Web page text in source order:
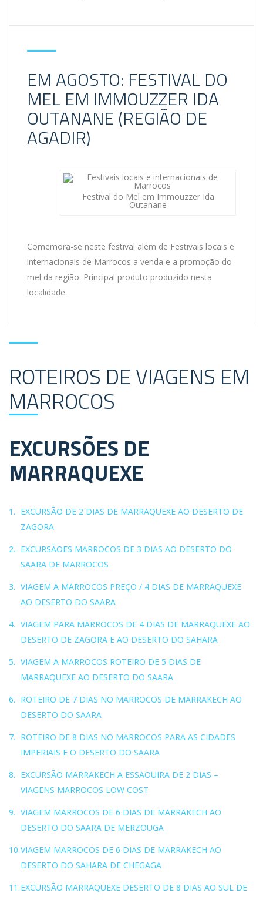
EM AGOSTO: FESTIVAL DO
MEL EM IMMOUZZER IDA
OUTANANE (REGIÃO DE
AGADIR)
Festival do Mel em Immouzzer Ida
Outanane
Comemora-se neste festival alem de Festivais locais e
internacionais de Marrocos a venda e a promoção do
mel da região. Principal produto produzido nesta
localidade.
ROTEIROS DE VIAGENS EM
MARROCOS
EXCURSÕES DE
MARRAQUEXE
EXCURSÃO DE 2 DIAS DE MARRAQUEXE AO DESERTO DE
ZAGORA
EXCURSÃOES MARROCOS DE 3 DIAS AO DESERTO DO
SAARA DE MARROCOS
VIAGEM A MARROCOS PREÇO / 4 DIAS DE MARRAQUEXE
AO DESERTO DO SAARA
VIAGEM PARA MARROCOS DE 4 DIAS DE MARRAQUEXE AO
DESERTO DE ZAGORA E AO DESERTO DO SAHARA
VIAGEM A MARROCOS ROTEIRO DE 5 DIAS DE
MARRAQUEXE AO DESERTO DO SAARA
ROTEIRO DE 7 DIAS NO MARROCOS DE MARRAKECH AO
DESERTO DO SAARA
ROTEIRO DE 8 DIAS NO MARROCOS PARA AS CIDADES
IMPERIAIS E O DESERTO DO SAARA
EXCURSÃO MARRAKECH A ESSAOUIRA DE 2 DIAS –
VIAGENS MARROCOS LOW COST
VIAGEM MARROCOS DE 6 DIAS DE MARRAKECH AO
DESERTO DO SAARA DE MERZOUGA
VIAGEM MARROCOS DE 6 DIAS DE MARRAKECH AO
DESERTO DO SAHARA DE CHEGAGA
EXCURSÃO MARRAQUEXE DESERTO DE 8 DIAS AO SUL DE